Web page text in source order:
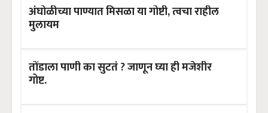
अंघोळीच्या पाण्यात मिसळा या गोष्टी, त्वचा राहील
मुलायम
तोंडाला पाणी का सुटतं ? जाणून घ्या ही मजेशीर
गोष्ट.